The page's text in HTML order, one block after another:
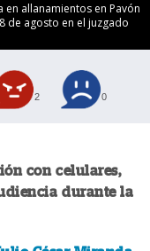
allanamientos en Pavón
de agosto en el juzgado
2 0
con celulares,
durante la